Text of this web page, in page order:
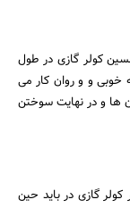
کولر گازی در طول
و و روان کار می
و در نهایت سوختن
کولر گازی در باید حین